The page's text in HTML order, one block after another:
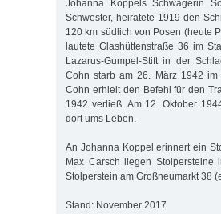
Johanna Koppels Schwägerin
Schwester, heiratete 1919 den
120 km südlich von Posen (heute
lautete Glashüttenstraße 36 im
Lazarus-Gumpel-Stift in der
Cohn starb am 26. März 1942
Cohn erhielt den Befehl für den
1942 verließ. Am 12. Oktober
dort ums Leben.
An Johanna Koppel erinnert ein
Max Carsch liegen
Stolperstein am Großneumarkt 38
Stand: November 2017